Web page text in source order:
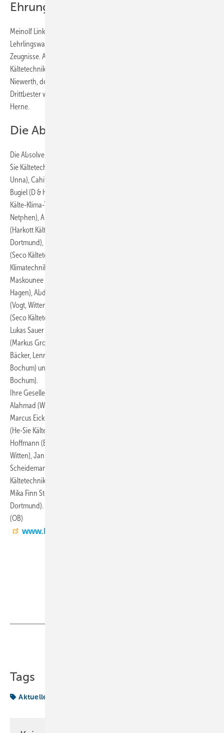
Ehrung der Prüfungsbesten
Meinolf Linke von der Kreishandwerkerschaft Hochsauerland und
Lehrlingswart Thomas Lappöhn überreichten die Gesellenbriefe und
Zeugnisse. Als Prüfungsbester wurde Philipp Kamps von Seco
Kältetechnik in Bochum ausgezeichnet. Den zweiten Platz belegte Ari
Niewerth, der ebenfalls bei Seco Kältetechnik ausgebildet wurde.
Drittbester war Stefan Meier, Ausbildungsbetrieb Iwanowski aus
Herne.
Die Absolventen
Die Absolventen der Winterprüfung 2026 sind: Saif Abd Elkader (He-
Sie Kältetechnik, Lünen), Daniil Anfilatov (Nordpol Kälte-Klima-Technik,
Unna), Cahit Bayindir (Seco Kältetechnik, Bochum), Nico Andrzej
Bugiel (D & H Kälte-Klima-Elektro, Bönen), Sascha Felsing (Nordpol
Kälte-Klima-Technik, Unna), Lennart Hagen (Mammut Kühlanlagen,
Netphen), Albin Haziri (Günter Malz, Dortmund), Philipp Heinrichs
(Harkott Kälte-Klima, Essen), Leon Cedric Herter (Kat Systems,
Dortmund), Magnus Hesse (Vorderwülbecke, Bestwig), Sascha Klausen
(Seco Kältetechnik, Bochum), Marvin Kozanowski (Thomas
Klimatechnik, Herne), Aaron Lohmann (Wende, Witten), Ibrahim
Maskounee (Wende, Witten), Jan Menard (Graf Luft- und Klimatechnik,
Hagen), Abdukudus Mukhtorov (Günter Malz, Dortmund), Sergej Neff
(Vogt, Witten), Tommy Ortlieb (Brieweg Kälte, Lippstadt), Raphael Otte
(Seco Kältetechnik, Bochum), Robin Prill (emcot group, Bochum), Tim
Lukas Sauer (Weinreich Industriekühlung, Lüdenscheid), Nico Surholt
(Markus Groppe Kälte- und Klimatechnik, Selm), Leon Tewes (Kälte
Bäcker, Lennestadt), Ilja Usoltsev (climatec Kälte- und Klimatechnik,
Bochum) und Colin Marc Woitek (climatec Kälte- und Klimatechnik,
Bochum).
Ihre Gesellenbriefe für die Sommerprüfung 2025 erhielten: Alaa
Alahmad (Wende, Witten), Dominik Cyba (L&R Kältetechnik, Sundern),
Marcus Eickhoff (Kälte Herberholz, Bad Sassendorf), Yassin El-Idrissi
(He-Sie Kältetechnik, Lünen), Florian Heise (Vogt, Witten), Viktor
Hoffmann (Bildungsinstitut Vogel, Bochum), Leon Marquad (Wende,
Witten), Jannis Morwinski (Ebenrecht, Dortmund), Moritz
Scheidemann (Seco Kältetechnik, Bochum), Helene Schwarz (Seco
Kältetechnik, Bochum), Matthias Stempka (emcot group, Bochum),
Mika Finn Stötzel (Siegkälte, Siegen) und Mehmet Yaman (Ciecon,
Dortmund).
(OB)
www.kh-hsk.de
Tags
Aktuelles aus der Branche